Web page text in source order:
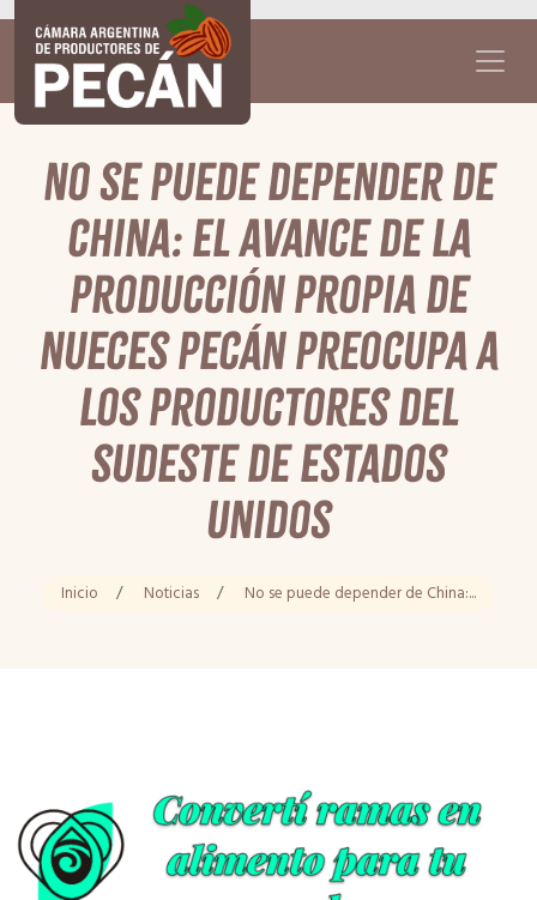
No se puede depender de
China: El avance de la
producción propia de
nueces pecán preocupa a
los productores del
sudeste de Estados
Unidos
Inicio / Noticias / No se puede depender de China:...